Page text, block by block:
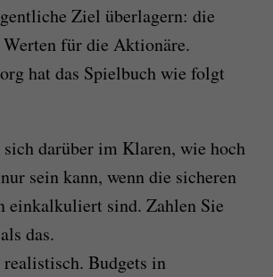
Ziel überlagern: die
Werten für die Aktionäre.
hat das Spielbuch wie folgt
sich darüber im Klaren, wie hoch
sein kann, wenn die sicheren
einkalkuliert sind. Zahlen Sie
das.
realistisch. Budgets in